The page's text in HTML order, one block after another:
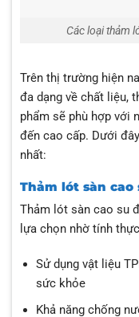
Các loại thảm
Trên thị trường hiện
đa dạng về chất liệu,
phẩm sẽ phù hợp với
đến cao cấp. Dưới
nhất:
Thảm lót sàn cao
Thảm lót sàn cao su
lựa chọn nhờ tính
Sử dụng vật liệu
sức khỏe
Khả năng chống